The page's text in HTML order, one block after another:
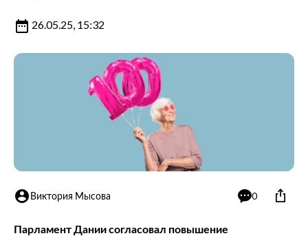
26.05.25, 15:32
Виктория Мысова 0
Парламент Дании согласовал повышение